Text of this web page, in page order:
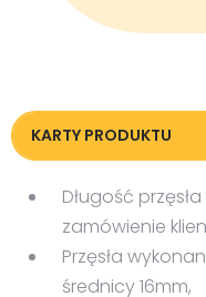
KARTY PRODUKTU
Karta techniczna
Długość
zamówienie
Przęsła
średnicy 16mm,